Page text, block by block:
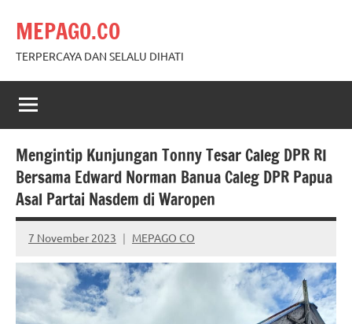
content
MEPAGO.CO
TERPERCAYA DAN SELALU DIHATI
Mengintip Kunjungan Tonny Tesar Caleg DPR RI
Bersama Edward Norman Banua Caleg DPR Papua
Asal Partai Nasdem di Waropen
7 November 2023 MEPAGO CO
No
comments